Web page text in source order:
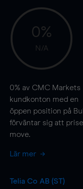
0%
N/A
0% av CMC Markets
kundkonton med en
öppen position på
förväntar sig att
move.
Lär mer
Telia Co AB (ST)